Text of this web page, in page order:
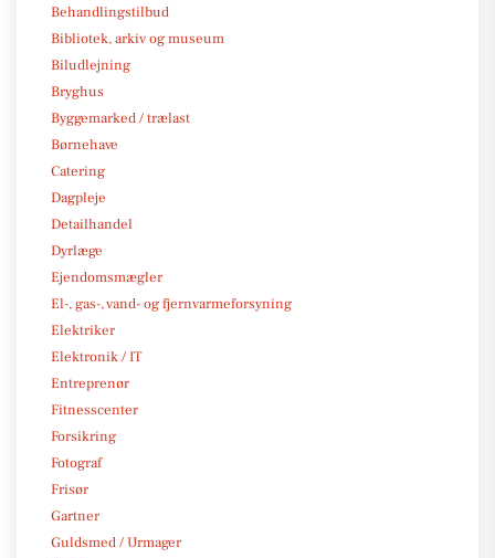
Behandlingstilbud
Bibliotek, arkiv og museum
Biludlejning
Bryghus
Byggemarked / trælast
Børnehave
Catering
Dagpleje
Detailhandel
Dyrlæge
Ejendomsmægler
El-, gas-, vand- og fjernvarmeforsyning
Elektriker
Elektronik / IT
Entreprenør
Fitnesscenter
Forsikring
Fotograf
Frisør
Gartner
Guldsmed / Urmager